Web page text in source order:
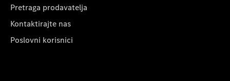
Pretraga prodavatelja
Kontaktirajte nas
Poslovni korisnici